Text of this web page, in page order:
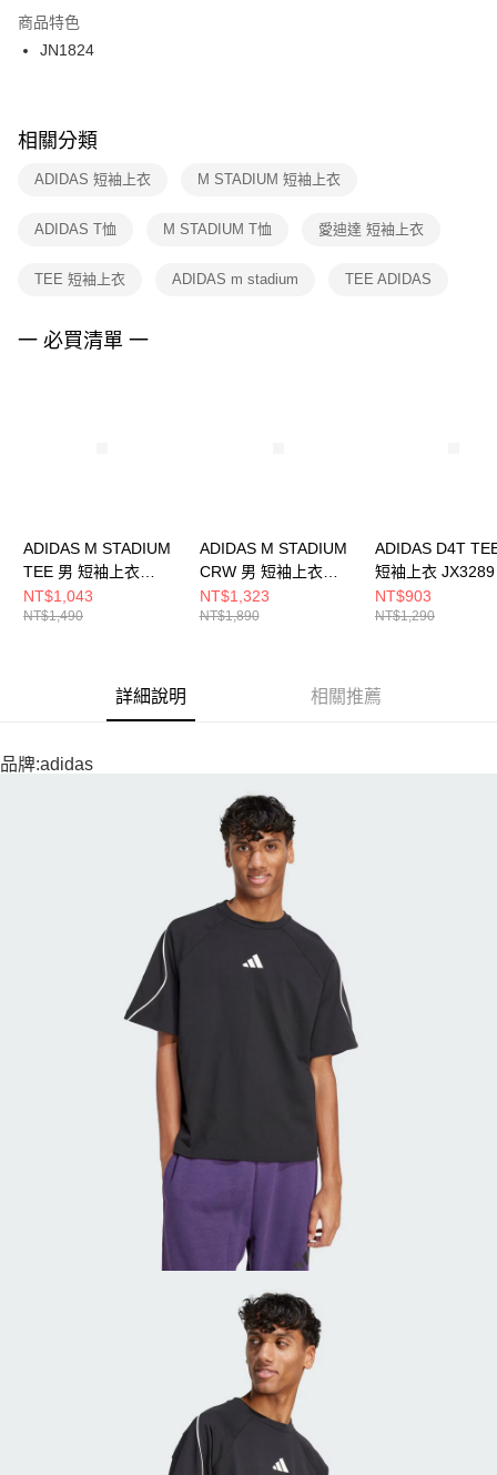
２．訂單成立數日內，您將收到繳費通知簡訊。
３．收到繳費通知簡訊後14天內，點擊此簡訊中的連結，可透過四大超商／
ATM／網路銀行／等多元方式進行付款，方視為交易完成。
※ 交易是否成功請以「AFTEE先享後付 」之結帳頁面顯示為準，若有關於
是否繳費成功／繳費後需取消欲退款等相關疑問，請聯繫「AFTEE先享後付
客戶支援中心」https://netprotections.freshdesk.com/support/home
１．透過由恩沛科技股份有限公司提供之「AFTEE先享後付」服務完成之交
權轉讓予恩沛科技股份有限公司。
３．未成年的使用者請事先徵得法定代理人或監護人之同意方可使用
「AFTEE先享後付」，若未經同意申辦者引起之損失，本公司不負相關責
付款後門市自取
每筆NT$100，滿NT$1,500(含以上)免運費
商品特色
JN1824
相關分類
ADIDAS 短袖上衣 M STADIUM 短袖上衣
ADIDAS T恤 M STADIUM T恤 愛迪達 短袖上衣
TEE 短袖上衣 ADIDAS m stadium TEE ADIDAS
一 必買清單 一
ADIDAS M STADIUM
TEE 男 短袖上衣
JZ6492
NT$1,043
NT$1,490
ADIDAS M STADIUM
CRW 男 短袖上衣
JX5636
NT$1,323
NT$1,890
ADIDAS D4T
短袖上衣 JX3289
NT$903
NT$1,290
詳細說明 相關推薦
品牌:adidas